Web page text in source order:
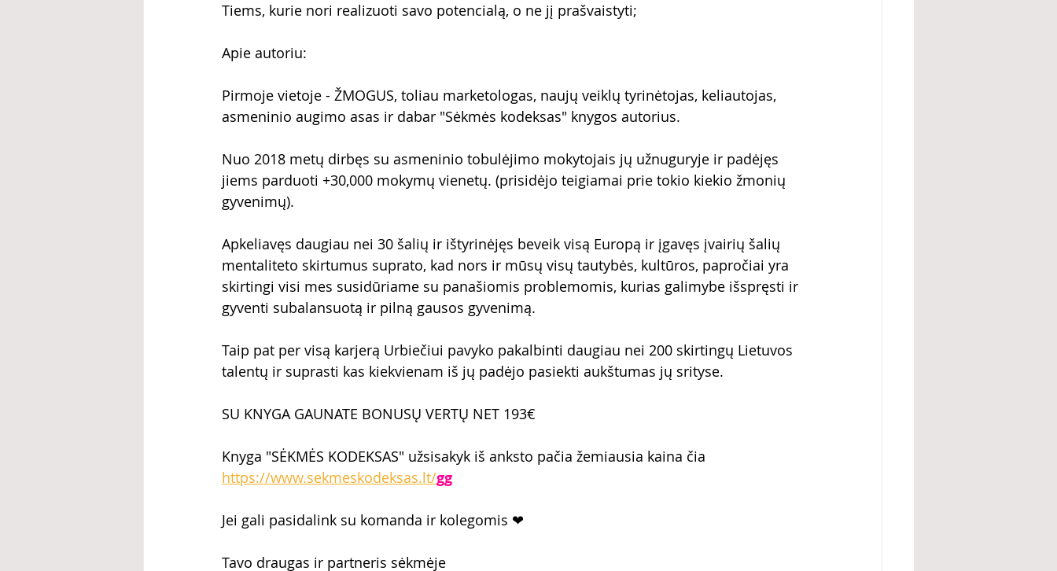
Tiems, kurie nori realizuoti savo potencialą, o ne jį prašvaistyti;
Apie autoriu:
Pirmoje vietoje - ŽMOGUS, toliau marketologas, naujų veiklų tyrinėtojas, keliautojas,
asmeninio augimo asas ir dabar "Sėkmės kodeksas" knygos autorius.
Nuo 2018 metų dirbęs su asmeninio tobulėjimo mokytojais jų užnuguryje ir padėjęs
jiems parduoti +30,000 mokymų vienetų. (prisidėjo teigiamai prie tokio kiekio žmonių
gyvenimų).
Apkeliavęs daugiau nei 30 šalių ir ištyrinėjęs beveik visą Europą ir įgavęs įvairių šalių
mentaliteto skirtumus suprato, kad nors ir mūsų visų tautybės, kultūros, papročiai yra
skirtingi visi mes susidūriame su panašiomis problemomis, kurias galimybe išspręsti ir
gyventi subalansuotą ir pilną gausos gyvenimą.
Taip pat per visą karjerą Urbiečiui pavyko pakalbinti daugiau nei 200 skirtingų Lietuvos
talentų ir suprasti kas kiekvienam iš jų padėjo pasiekti aukštumas jų srityse.
SU KNYGA GAUNATE BONUSŲ VERTŲ NET 193€
Knyga "SĖKMĖS KODEKSAS" užsisakyk iš anksto pačia žemiausia kaina čia
https://www.sekmeskodeksas.lt/gg
Jei gali pasidalink su komanda ir kolegomis ❤
Tavo draugas ir partneris sėkmėje